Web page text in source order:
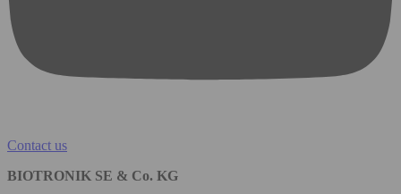
Contact us
BIOTRONIK SE & Co. KG